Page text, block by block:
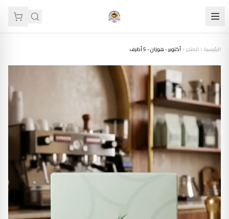
الرئيسية المتجر أكتوبر - هوزان - 5 أظرف